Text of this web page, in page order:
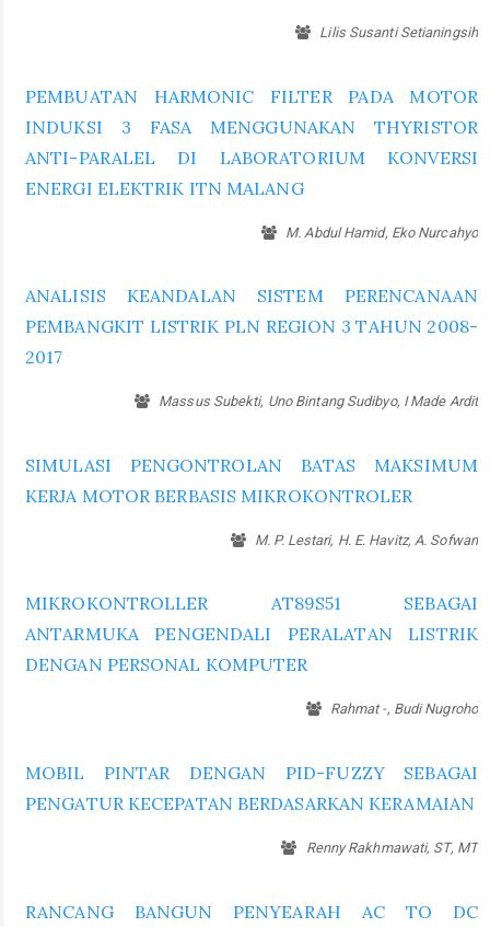
Lilis Susanti Setianingsih
PEMBUATAN HARMONIC FILTER PADA MOTOR
INDUKSI 3 FASA MENGGUNAKAN THYRISTOR
ANTI-PARALEL DI LABORATORIUM KONVERSI
ENERGI ELEKTRIK ITN MALANG
M. Abdul Hamid, Eko Nurcahyo
ANALISIS KEANDALAN SISTEM PERENCANAAN
PEMBANGKIT LISTRIK PLN REGION 3 TAHUN 2008-
2017
Massus Subekti, Uno Bintang Sudibyo, I Made Ardit
SIMULASI PENGONTROLAN BATAS MAKSIMUM
KERJA MOTOR BERBASIS MIKROKONTROLER
M. P. Lestari, H. E. Havitz, A. Sofwan
MIKROKONTROLLER AT89S51 SEBAGAI
ANTARMUKA PENGENDALI PERALATAN LISTRIK
DENGAN PERSONAL KOMPUTER
Rahmat -, Budi Nugroho
MOBIL PINTAR DENGAN PID-FUZZY SEBAGAI
PENGATUR KECEPATAN BERDASARKAN KERAMAIAN
Renny Rakhmawati, ST, MT
RANCANG BANGUN PENYEARAH AC TO DC